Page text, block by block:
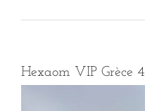
Hexaom VIP Grèce 4